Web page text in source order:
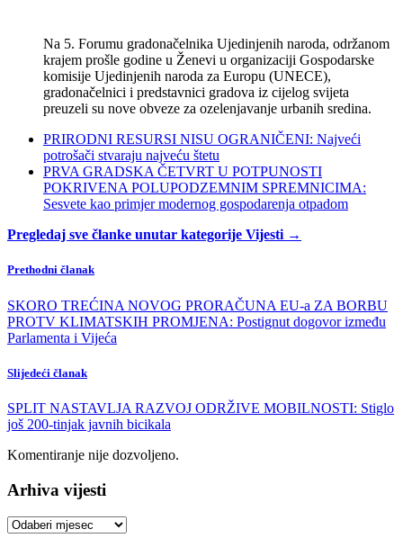
Na 5. Forumu gradonačelnika Ujedinjenih naroda, održanom
krajem prošle godine u Ženevi u organizaciji Gospodarske
komisije Ujedinjenih naroda za Europu (UNECE),
gradonačelnici i predstavnici gradova iz cijelog svijeta
preuzeli su nove obveze za ozelenjavanje urbanih sredina.
PRIRODNI RESURSI NISU OGRANIČENI: Najveći
potrošači stvaraju najveću štetu
PRVA GRADSKA ČETVRT U POTPUNOSTI
POKRIVENA POLUPODZEMNIM SPREMNICIMA:
Sesvete kao primjer modernog gospodarenja otpadom
Pregledaj sve članke unutar kategorije Vijesti →
Prethodni članak
SKORO TREĆINA NOVOG PRORAČUNA EU-a ZA BORBU
PROTV KLIMATSKIH PROMJENA: Postignut dogovor između
Parlamenta i Vijeća
Slijedeći članak
SPLIT NASTAVLJA RAZVOJ ODRŽIVE MOBILNOSTI: Stiglo
još 200-tinjak javnih bicikala
Komentiranje nije dozvoljeno.
Arhiva vijesti
Arhiva